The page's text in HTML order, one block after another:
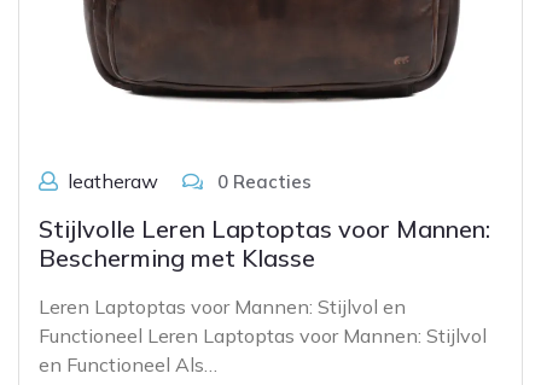
leatheraw 0 Reacties
Stijlvolle Leren Laptoptas voor Mannen:
Bescherming met Klasse
Leren Laptoptas voor Mannen: Stijlvol en
Functioneel Leren Laptoptas voor Mannen: Stijlvol
en Functioneel Als…